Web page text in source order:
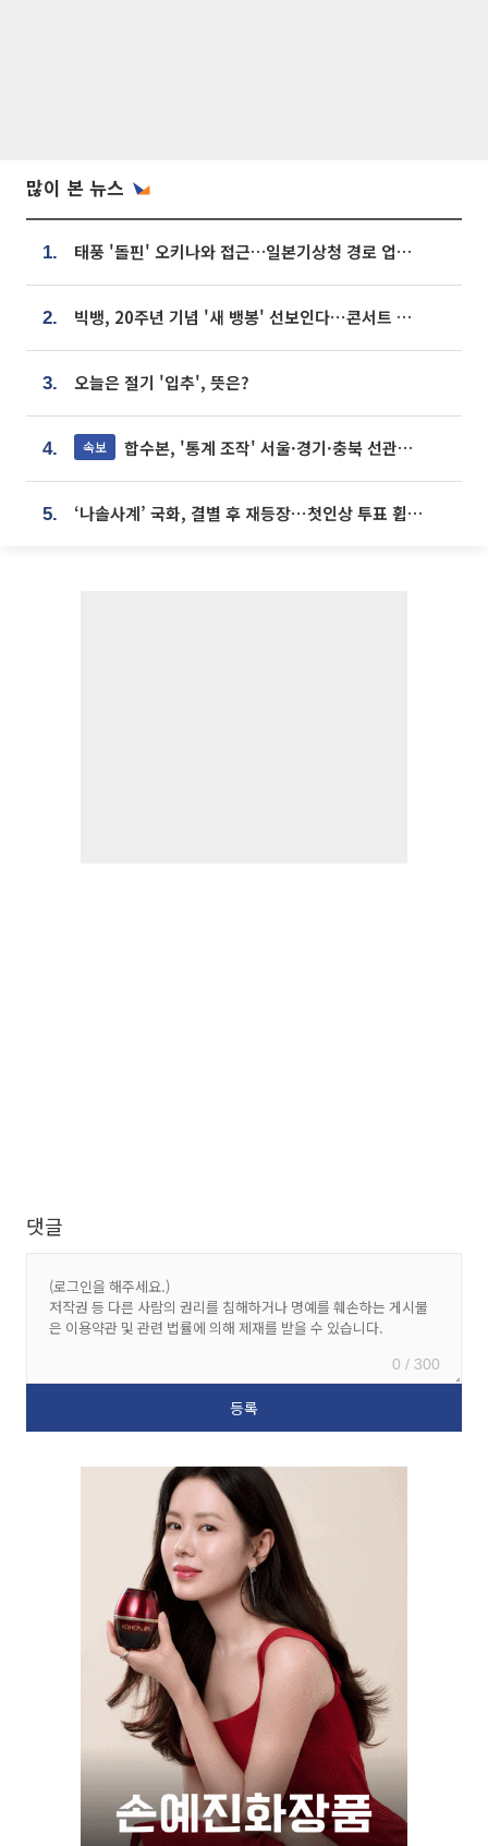
많이 본 뉴스
1. 태풍 '돌핀' 오키나와 접근…일본기상청 경로 업데이트
2. 빅뱅, 20주년 기념 '새 뱅봉' 선보인다⋯콘서트 앞두고 팝업 개최
3. 오늘은 절기 '입추', 뜻은?
4. 속보 합수본, '통계 조작' 서울·경기·충북 선관위 등 추가 압수수색
5. ‘나솔사계’ 국화, 결별 후 재등장⋯첫인상 투표 휩쓸고 ‘인기녀’ 등극
댓글
0 / 300